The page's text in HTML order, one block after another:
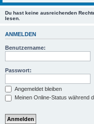
Du hast keine ausreichenden
lesen.
ANMELDEN
Benutzername:
Passwort:
Angemeldet bleiben
Meinen Online-Status während